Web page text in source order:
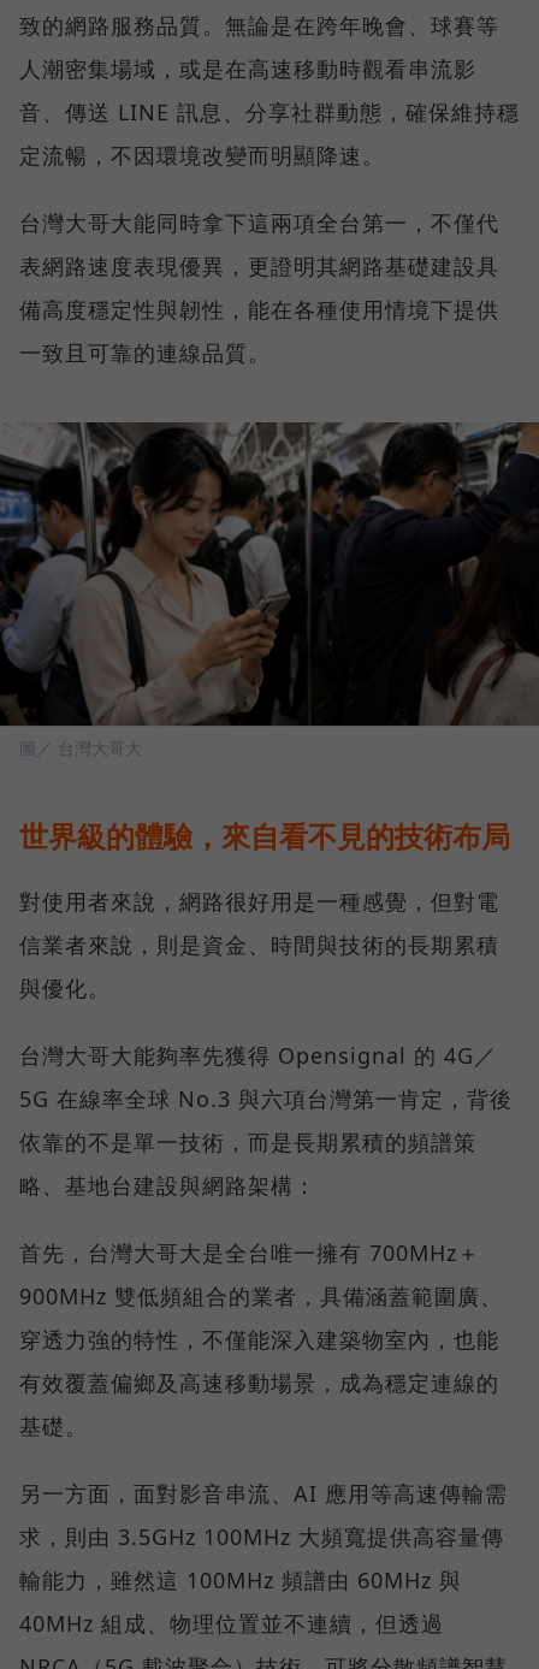
致的網路服務品質。無論是在跨年晚會、球賽等
人潮密集場域，或是在高速移動時觀看串流影
音、傳送 LINE 訊息、分享社群動態，確保維持穩
定流暢，不因環境改變而明顯降速。
台灣大哥大能同時拿下這兩項全台第一，不僅代
表網路速度表現優異，更證明其網路基礎建設具
備高度穩定性與韌性，能在各種使用情境下提供
一致且可靠的連線品質。
圖／ 台灣大哥大
世界級的體驗，來自看不見的技術布局
對使用者來說，網路很好用是一種感覺，但對電
信業者來說，則是資金、時間與技術的長期累積
與優化。
台灣大哥大能夠率先獲得 Opensignal 的 4G／
5G 在線率全球 No.3 與六項台灣第一肯定，背後
依靠的不是單一技術，而是長期累積的頻譜策
略、基地台建設與網路架構：
首先，台灣大哥大是全台唯一擁有 700MHz＋
900MHz 雙低頻組合的業者，具備涵蓋範圍廣、
穿透力強的特性，不僅能深入建築物室內，也能
有效覆蓋偏鄉及高速移動場景，成為穩定連線的
基礎。
另一方面，面對影音串流、AI 應用等高速傳輸需
求，則由 3.5GHz 100MHz 大頻寬提供高容量傳
輸能力，雖然這 100MHz 頻譜由 60MHz 與
40MHz 組成、物理位置並不連續，但透過